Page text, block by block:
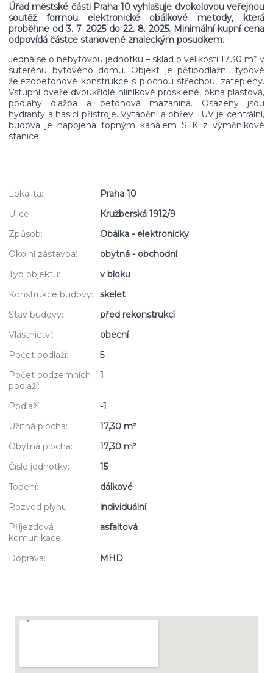
Úřad městské části Praha 10 vyhlašuje dvokolovou veřejnou
soutěž formou elektronické obálkové metody, která
proběhne od 3. 7. 2025 do 22. 8. 2025. Minimální kupní cena
odpovídá částce stanovené znaleckým posudkem.
Jedná se o nebytovou jednotku – sklad o velikosti 17,30 m² v
suterénu bytového domu. Objekt je pětipodlažní, typové
železobetonové konstrukce s plochou střechou, zateplený.
Vstupní dveře dvoukřídlé hliníkové prosklené, okna plastová,
podlahy dlažba a betonová mazanina. Osazeny jsou
hydranty a hasicí přístroje. Vytápění a ohřev TUV je centrální,
budova je napojena topným kanálem STK z výměníkové
stanice.
Lokalita:
Praha 10
Ulice:
Kružberská 1912/9
Způsob:
Obálka - elektronicky
Okolní zástavba:
obytná - obchodní
Typ objektu:
v bloku
Konstrukce budovy:
skelet
Stav budovy:
před rekonstrukcí
Vlastnictví:
obecní
Počet podlaží:
5
Počet podzemních
podlaží:
1
Podlaží:
-1
Užitná plocha:
17,30 m²
Obytná plocha:
17,30 m²
Číslo jednotky:
15
Topení:
dálkové
Rozvod plynu:
individuální
Příjezdová
komunikace:
asfaltová
Doprava: MHD